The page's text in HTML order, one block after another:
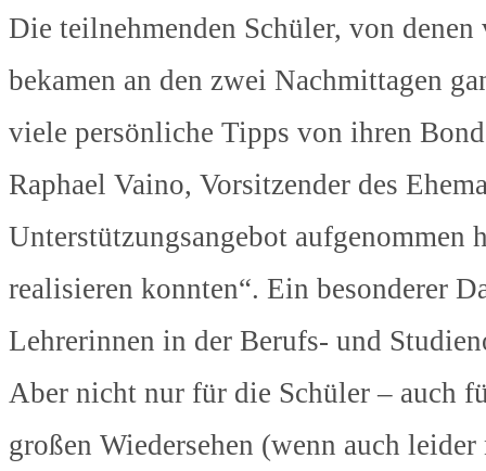
Die teilnehmenden Schüler, von
bekamen an den zwei Nachmittagen
viele persönliche Tipps von ihren
Raphael Vaino, Vorsitzender des
Unterstützungsangebot
realisieren konnten“. Ein besonderer
Lehrerinnen in der Berufs- und
Aber nicht nur für die Schüler – auch
großen Wiedersehen (wenn auch